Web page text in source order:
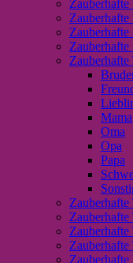
Zauberhafte
Zauberhafte
Zauberhafte
Zauberhafte
Mama
Oma
Opa
Papa
Zauberhafte
Zauberhafte